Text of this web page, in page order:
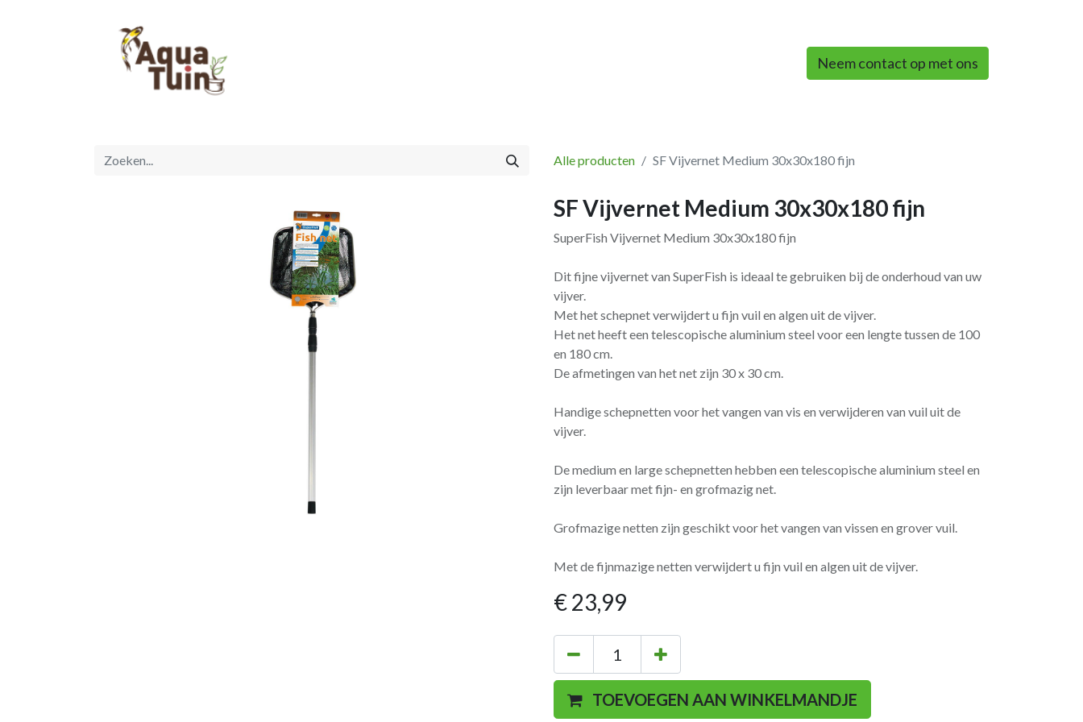
Neem contact op met ons
Alle producten SF Vijvernet Medium 30x30x180 fijn
SF Vijvernet Medium 30x30x180 fijn
SuperFish Vijvernet Medium 30x30x180 fijn
Dit fijne vijvernet van SuperFish is ideaal te gebruiken bij de onderhoud van uw
vijver.
Met het schepnet verwijdert u fijn vuil en algen uit de vijver.
Het net heeft een telescopische aluminium steel voor een lengte tussen de 100
en 180 cm.
De afmetingen van het net zijn 30 x 30 cm.
Handige schepnetten voor het vangen van vis en verwijderen van vuil uit de
vijver.
De medium en large schep­netten hebben een telescopische aluminium steel en
zijn leverbaar met fijn- en grofmazig net.
Grofmazige netten zijn geschikt voor het vangen van vissen en grover vuil.
Met de fijnmazige netten verwijdert u fijn vuil en algen uit de vijver.
€23,99
TOEVOEGEN AAN WINKELMANDJE